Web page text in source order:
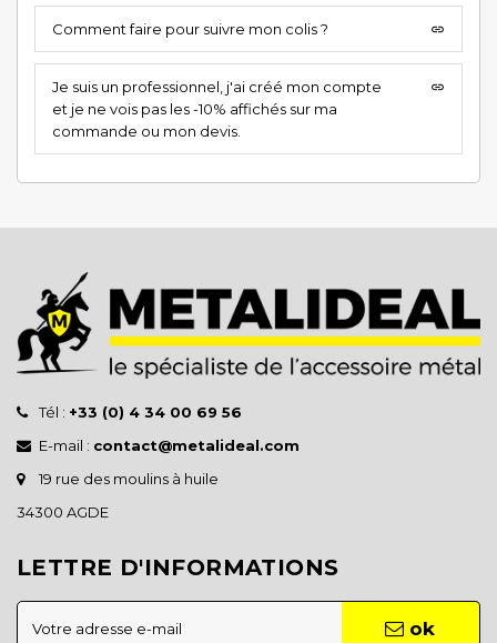
Comment faire pour suivre mon colis ? insert_link
Je suis un professionnel, j'ai créé mon compte
et je ne vois pas les -10% affichés sur ma
commande ou mon devis.
insert_link
Tél : +33 (0) 4 34 00 69 56
E-mail : contact@metalideal.com
19 rue des moulins à huile
34300 AGDE
LETTRE D'INFORMATIONS
ok